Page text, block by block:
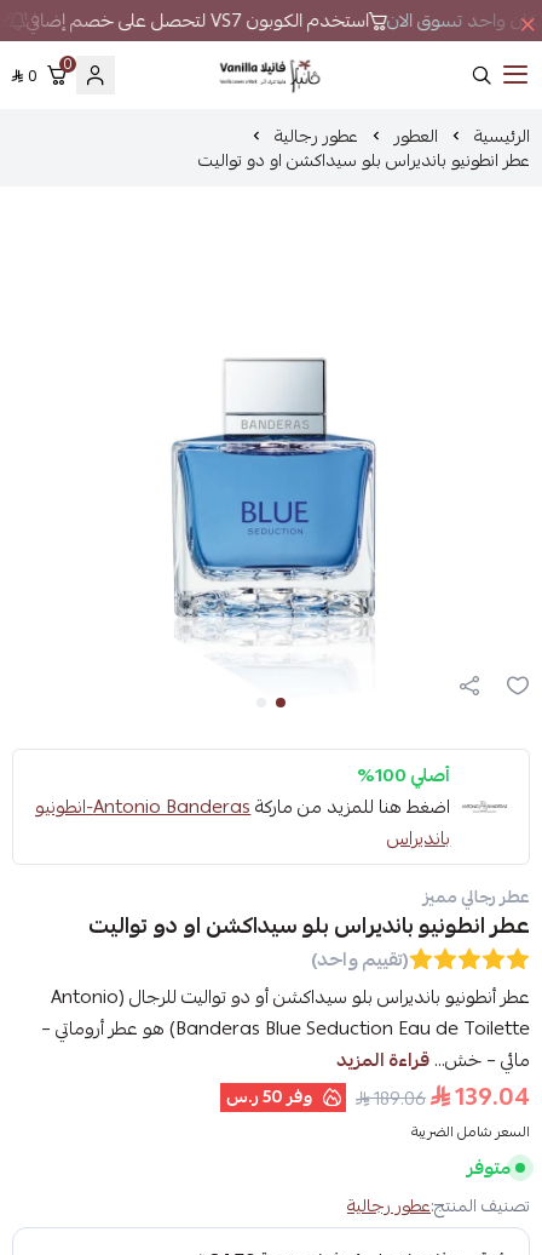
واحد تسوق الان استخدم الكوبون VS7 لتحصل على خصم إضافي
فانيلا
0
0
الرئيسية العطور عطور رجالية
عطر انطونيو بانديراس بلو سيداكشن او دو تواليت
أصلي 100%
اضغط هنا للمزيد من ماركة
Antonio Banderas-انطونيو
بانديراس
عطر رجالي مميز
عطر انطونيو بانديراس بلو سيداكشن او دو تواليت
(تقييم واحد)
عطر أنطونيو بانديراس بلو سيداكشن أو دو تواليت للرجال (Antonio
Banderas Blue Seduction Eau de Toilette) هو عطر أروماتي –
مائي – خش...قراءة المزيد
139.04
189.06 وفر50 ر.س
السعر شامل الضريبة
متوفر
تصنيف المنتج:عطور رجالية